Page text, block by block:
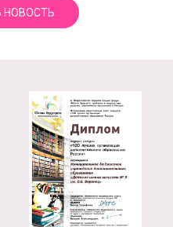
НОВОСТЬ